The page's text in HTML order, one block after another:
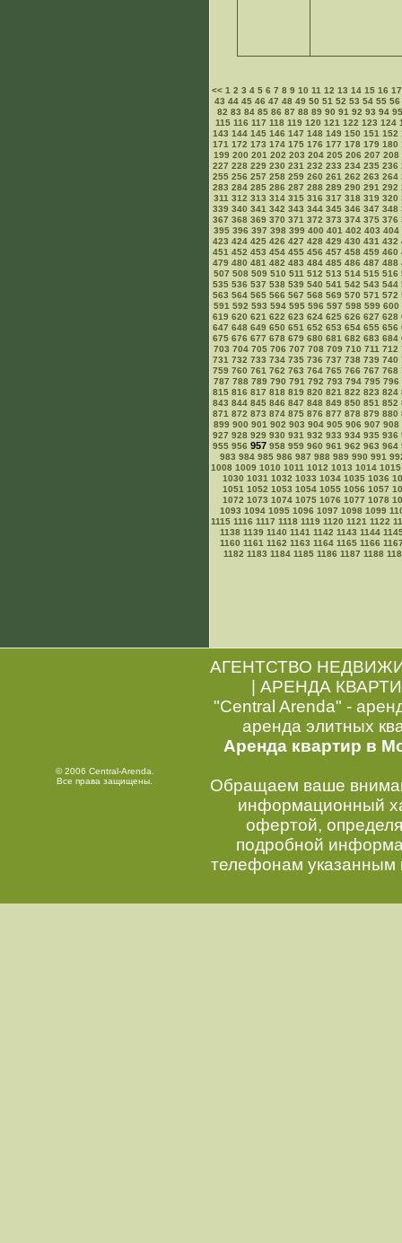
<<1 2 3 4 5 6 7 8 9 10 11 12 13 14 15 16 17
43 44 45 46 47 48 49 50 51 52 53 54 55 56
82 83 84 85 86 87 88 89 90 91 92 93 94 95
115 116 117 118 119 120 121 122 123 124
143 144 145 146 147 148 149 150 151 152
171 172 173 174 175 176 177 178 179 180
199 200 201 202 203 204 205 206 207 208
227 228 229 230 231 232 233 234 235 236
255 256 257 258 259 260 261 262 263 264
283 284 285 286 287 288 289 290 291 292
311 312 313 314 315 316 317 318 319 320
339 340 341 342 343 344 345 346 347 348
367 368 369 370 371 372 373 374 375 376
395 396 397 398 399 400 401 402 403 404
423 424 425 426 427 428 429 430 431 432
451 452 453 454 455 456 457 458 459 460
479 480 481 482 483 484 485 486 487 488
507 508 509 510 511 512 513 514 515 516
535 536 537 538 539 540 541 542 543 544
563 564 565 566 567 568 569 570 571 572
591 592 593 594 595 596 597 598 599 600
619 620 621 622 623 624 625 626 627 628
647 648 649 650 651 652 653 654 655 656
675 676 677 678 679 680 681 682 683 684
703 704 705 706 707 708 709 710 711 712
731 732 733 734 735 736 737 738 739 740
759 760 761 762 763 764 765 766 767 768
787 788 789 790 791 792 793 794 795 796
815 816 817 818 819 820 821 822 823 824
843 844 845 846 847 848 849 850 851 852
871 872 873 874 875 876 877 878 879 880
899 900 901 902 903 904 905 906 907 908
927 928 929 930 931 932 933 934 935 936
955 956 957958 959 960 961 962 963 964
983 984 985 986 987 988 989 990 991
1008 1009 1010 1011 1012 1013 1014 1015
1030 1031 1032 1033 1034 1035 1036
1051 1052 1053 1054 1055 1056 1057
1072 1073 1074 1075 1076 1077 1078
1093 1094 1095 1096 1097 1098 1099
1115 1116 1117 1118 1119 1120 1121 1122
1138 1139 1140 1141 1142 1143 1144
1160 1161 1162 1163 1164 1165 1166
1182 1183 1184 1185 1186 1187 1188
© 2006 Central-Arenda.
Все права защищены.
АГЕНТСТВО
|АРЕНДА
"Central Arenda" -
аренда элитных
Аренда квартир в
Обращаем ваше
информационный
офертой,
подробной
телефонам указанным